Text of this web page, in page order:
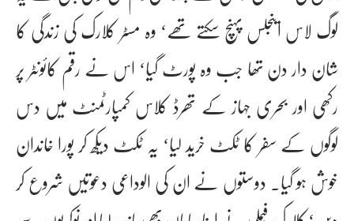
لوگ لاس اینجلس پہنچ سکتے تھے‘ وہ مسٹر کلارک کی زندگی کا
شان دار دن تھا جب وہ پورٹ گیا‘ اس نے رقم کائونٹر پر
رکھی اور بحری جہاز کے تھرڈ کلاس کمپارٹمنٹ میں دس
لوگوں کے سفر کا ٹکٹ خرید لیا‘ یہ ٹکٹ دیکھ کر پورا خاندان
خوش ہو گیا۔ دوستوں نے ان کی الوداعی دعوتیں شروع کر